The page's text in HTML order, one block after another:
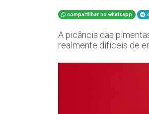
compartilhar no whatsapp
A picância das
realmente difíceis de